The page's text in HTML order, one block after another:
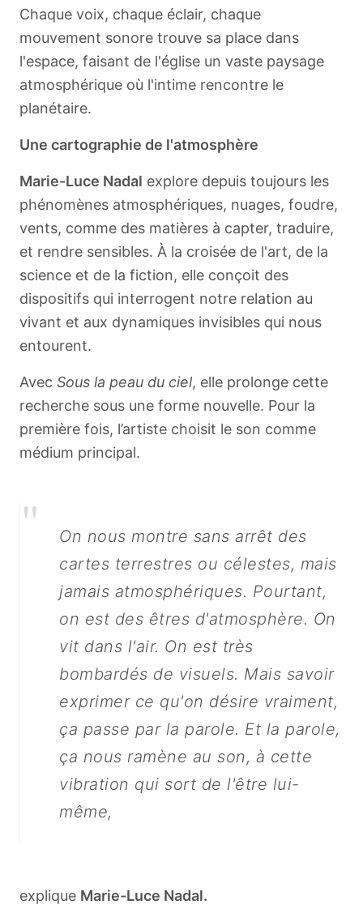
Chaque voix, chaque éclair, chaque
mouvement sonore trouve sa place dans
l'espace, faisant de l'église un vaste paysage
atmosphérique où l'intime rencontre le
planétaire.
Une cartographie de l'atmosphère
Marie-Luce Nadal explore depuis toujours les
phénomènes atmosphériques, nuages, foudre,
vents, comme des matières à capter, traduire,
et rendre sensibles. À la croisée de l'art, de la
science et de la fiction, elle conçoit des
dispositifs qui interrogent notre relation au
vivant et aux dynamiques invisibles qui nous
entourent.
Avec Sous la peau du ciel, elle prolonge cette
recherche sous une forme nouvelle. Pour la
première fois, l’artiste choisit le son comme
médium principal.
"
On nous montre sans arrêt des
cartes terrestres ou célestes, mais
jamais atmosphériques. Pourtant,
on est des êtres d'atmosphère. On
vit dans l'air. On est très
bombardés de visuels. Mais savoir
exprimer ce qu'on désire vraiment,
ça passe par la parole. Et la parole,
ça nous ramène au son, à cette
vibration qui sort de l'être lui-
même,
explique Marie-Luce Nadal.